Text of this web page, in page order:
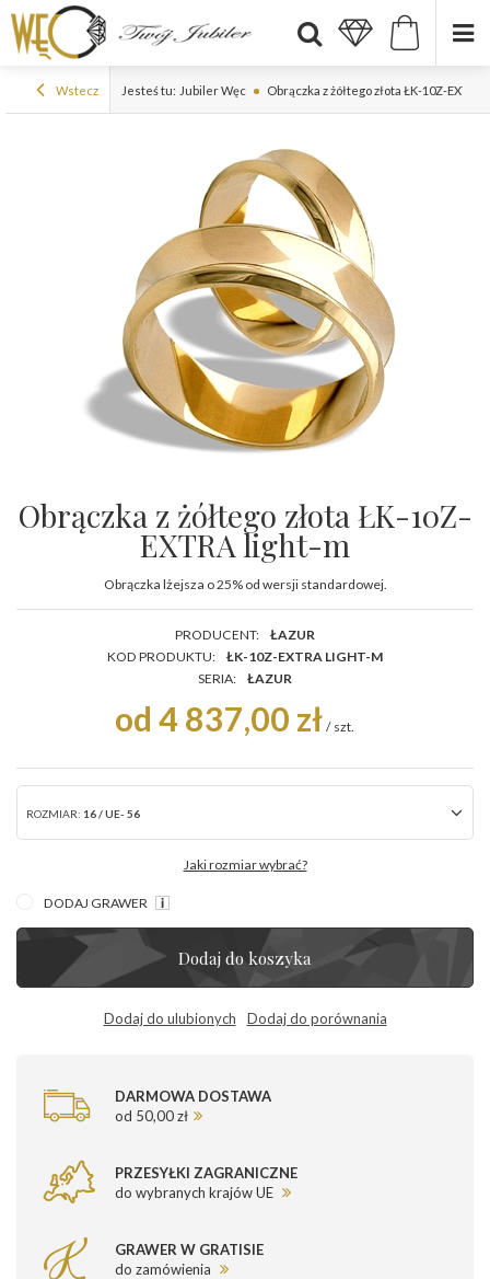
Wstecz Jesteś tu: Jubiler Węc Obrączka z żółtego złota ŁK-10Z-
Obrączka z żółtego złota ŁK-10Z-
EXTRA light-m
Obrączka lżejsza o 25% od wersji standardowej.
PRODUCENT:
ŁAZUR
KOD PRODUKTU:
ŁK-10Z-EXTRA LIGHT-M
SERIA:
ŁAZUR
od 4 837,00 zł / szt.
ROZMIAR: 16 / UE- 56
Jaki rozmiar wybrać?
DODAJ GRAWER
Dodaj do koszyka
Dodaj do ulubionych Dodaj do porównania
DARMOWA DOSTAWA
od 50,00 zł
PRZESYŁKI ZAGRANICZNE
do wybranych krajów UE
GRAWER W GRATISIE
do zamówienia